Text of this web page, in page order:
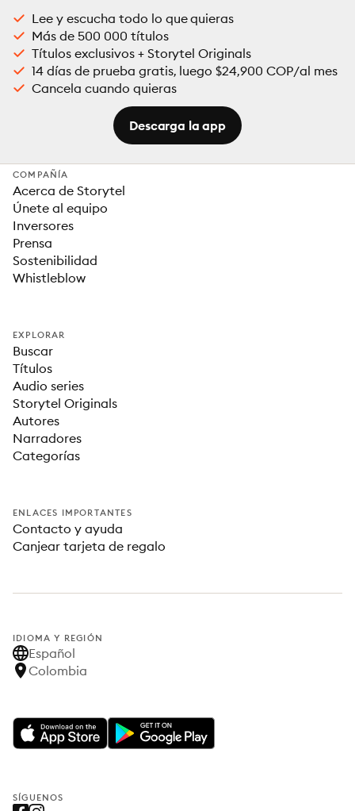
Lee y escucha todo lo que quieras
Más de 500 000 títulos
Títulos exclusivos + Storytel Originals
14 días de prueba gratis, luego $24,900 COP/al mes
Cancela cuando quieras
Descarga la app
COMPAÑÍA
Acerca de Storytel
Únete al equipo
Inversores
Prensa
Sostenibilidad
Whistleblow
EXPLORAR
Buscar
Títulos
Audio series
Storytel Originals
Autores
Narradores
Categorías
ENLACES IMPORTANTES
Contacto y ayuda
Canjear tarjeta de regalo
IDIOMA Y REGIÓN
Español
Colombia
SÍGUENOS